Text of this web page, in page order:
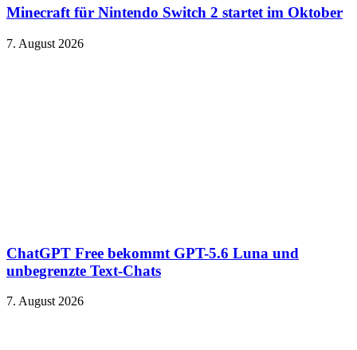
Minecraft für Nintendo Switch 2 startet im Oktober
7. August 2026
ChatGPT Free bekommt GPT-5.6 Luna und
unbegrenzte Text-Chats
7. August 2026